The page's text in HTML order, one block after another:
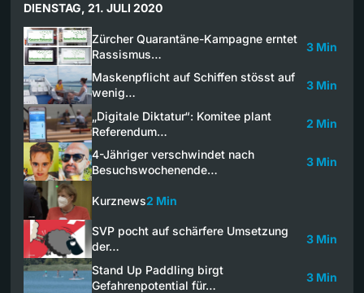
DIENSTAG, 21. JULI 2020
Zürcher Quarantäne-Kampagne erntet
Rassismus…
3 Min
Maskenpflicht auf Schiffen stösst auf
wenig…
3 Min
„Digitale Diktatur“: Komitee plant
Referendum…
2 Min
4-Jähriger verschwindet nach
Besuchswochenende…
3 Min
Kurznews2 Min
SVP pocht auf schärfere Umsetzung
der…
3 Min
Stand Up Paddling birgt
Gefahrenpotential für…
3 Min